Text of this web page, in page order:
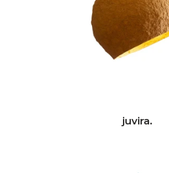
juvira.